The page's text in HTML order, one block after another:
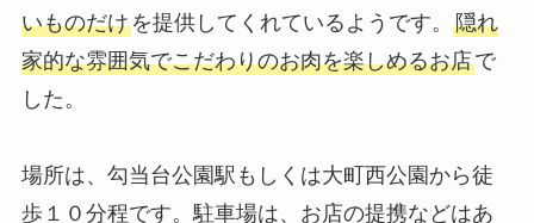
いものだけを提供してくれているようです。 隠れ
家的な雰囲気でこだわりのお肉を楽しめるお店で
した。
場所は、勾当台公園駅もしくは大町西公園から徒
歩１０分程です。駐車場は、お店の提携などはあ